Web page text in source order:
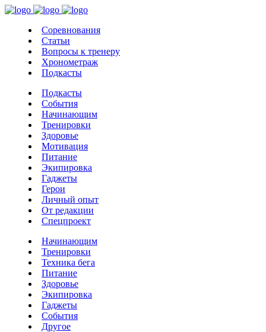
Соревнования
Статьи
Вопросы к тренеру
Хронометраж
Подкасты
Подкасты
События
Начинающим
Тренировки
Здоровье
Мотивация
Питание
Экипировка
Гаджеты
Герои
Личный опыт
От редакции
Спецпроект
Начинающим
Тренировки
Техника бега
Питание
Здоровье
Экипировка
Гаджеты
События
Другое